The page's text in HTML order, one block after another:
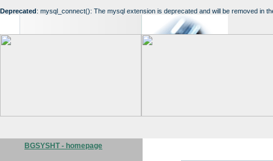
Deprecated: mysql_connect(): The mysql extension is deprecated and will be removed in
BGSYSHT - homepage